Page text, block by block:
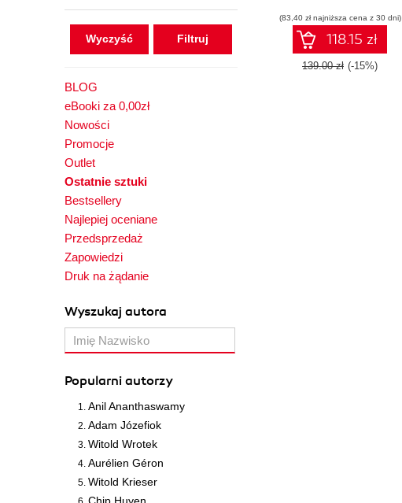
Wyczyść
BLOG
eBooki za 0,00zł
Nowości
Promocje
Outlet
Ostatnie sztuki
Bestsellery
Najlepiej oceniane
Przedsprzedaż
Zapowiedzi
Druk na żądanie
Wyszukaj autora
Popularni autorzy
Anil Ananthaswamy
Adam Józefiok
Witold Wrotek
Aurélien Géron
Witold Krieser
(83,40 zł najniższa cena z 30 dni)
118.15 zł
139.00 zł (-15%)